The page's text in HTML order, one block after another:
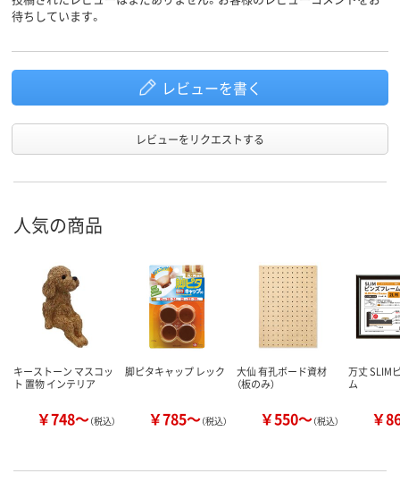
待ちしています。
レビューを書く
レビューをリクエストする
人気の商品
キーストーン マスコッ
ト 置物 インテリア
￥748～（税込）
脚ピタキャップ レック
￥785～（税込）
大仙 有孔ボード資材
（板のみ）
￥550～（税込）
万丈 SLIM
ム
￥